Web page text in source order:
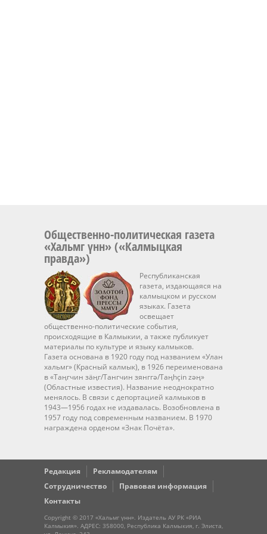
Общественно-политическая газета
«Хальмг үнн» («Калмыцкая
правда»)
Республиканская
газета, издающаяся на
калмыцком и русском
языках. Газета
освещает
общественно-политические события,
происходящие в Калмыкии, а также публикует
материалы по культуре и языку калмыков.
Газета основана в 1920 году под названием «Улан
хальмг» (Красный калмык), в 1926 переименована
в «Таңгчин зäңг/Тангчин зянггә/Taңhçin zәң»
(Областные известия). Название неоднократно
менялось. В связи с депортацией калмыков в
1943—1956 годах не издавалась. Возобновлена в
1957 году под современным названием. В 1970
награждена орденом «Знак Почёта».
Редакция
Рекламодателям
Сотрудничество
Правовая информация
Контакты
Copyright © 2017 «Хальмг үнн». Издатель АУ РК «РИА
Калмыкия». АДРЕС: 358000, Республика Калмыкия, г. Элиста,